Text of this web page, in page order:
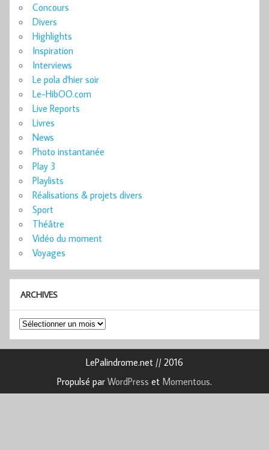
Concours
Divers
Highlights
Inspiration
Interviews
Le pola d'hier soir
Le-HibOO.com
Live Reports
Livres
News
Photo instantanée
Play 3
Playlists
Réalisations & projets divers
Sport
Théâtre
Vidéo du moment
Voyages
ARCHIVES
Archives
LePalindrome.net // 2016
Propulsé par WordPress et Momentous.